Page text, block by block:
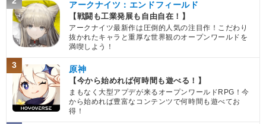
アークナイツ：エンドフィールド
【戦闘も工業発展も自由自在！】
アークナイツ最新作は圧倒的人気の注目作！こだわり
抜かれたキャラと重厚な世界観のオープンワールドを
満喫しよう！
3 原神
【今から始めれば何時間も遊べる！】
まもなく大型アプデが来るオープンワールドRPG！今
から始めれば豊富なコンテンツで何時間も遊べてお
得！